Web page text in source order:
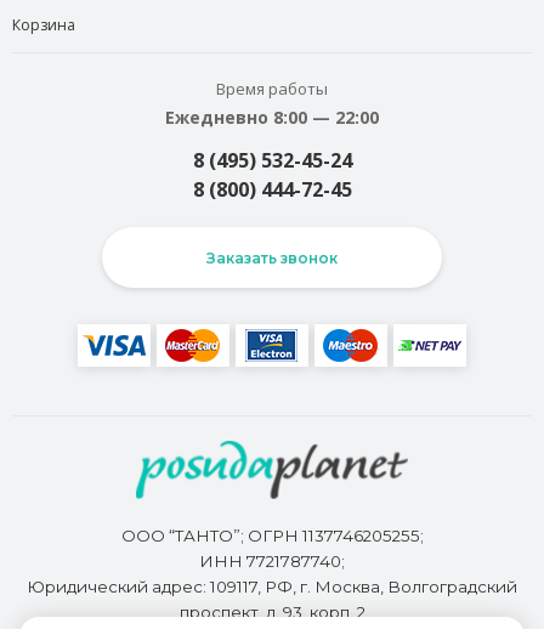
Корзина
Время работы
Ежедневно 8:00 — 22:00
8 (495) 532-45-24
8 (800) 444-72-45
Заказать звонок
ООО “ТАНТО”; ОГРН 1137746205255;
ИНН 7721787740;
Юридический адрес: 109117, РФ, г. Москва, Волгоградский
проспект, д. 93, корп. 2